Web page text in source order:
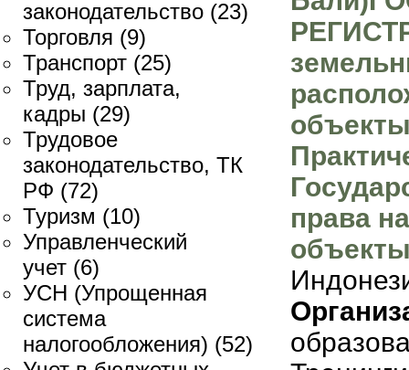
законодательство (23)
Торговля (9)
Транспорт (25)
Труд, зарплата,
кадры (29)
Трудовое
законодательство, ТК
РФ (72)
Туризм (10)
Управленческий
учет (6)
УСН (Упрощенная
система
налогообложения) (52)
права